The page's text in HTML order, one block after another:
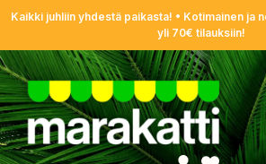
Kaikki juhliin yhdestä paikasta! • Kotimainen ja
yli 70€ tilauksiin!